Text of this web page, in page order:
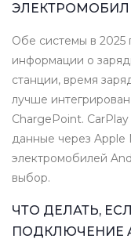
Обе системы в 2025
информации о
станции, время
лучше
ChargePoint.
данные через Apple
электромобилей
выбор.
ЧТО ДЕЛАТЬ,
ПОДКЛЮЧЕНИЕ